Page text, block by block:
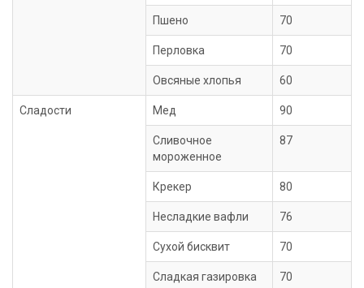
Пшено 70
Перловка 70
Овсяные хлопья 60
Сладости Мед 90
Сливочное
мороженное
87
Крекер 80
Несладкие вафли 76
Сухой бисквит 70
Сладкая газировка 70